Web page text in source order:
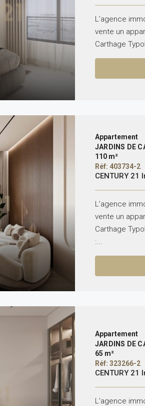
L’agence
vente un
Carthage
Appartement
JARDINS DE
110 m²
Réf: 403734-2
CENTURY 21
L’agence
vente un
Carthage
:...
Appartement
JARDINS DE
65 m²
Réf: 323266-2
CENTURY 21
L’agence